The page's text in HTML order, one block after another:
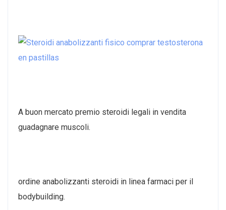
A buon mercato premio steroidi legali in vendita
guadagnare muscoli.
ordine anabolizzanti steroidi in linea farmaci per il
bodybuilding.